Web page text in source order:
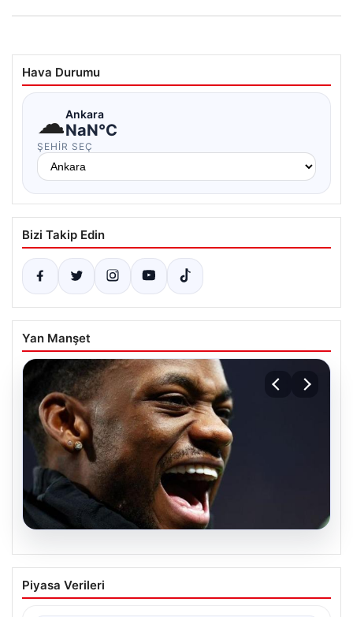
Hava Durumu
☁Ankara
NaN°C
ŞEHIR SEÇ
Bizi Takip Edin
Yan Manşet
Jhon Duran’ın Benfica Formasıyla İlk
Golü Sevinci
Piyasa Verileri